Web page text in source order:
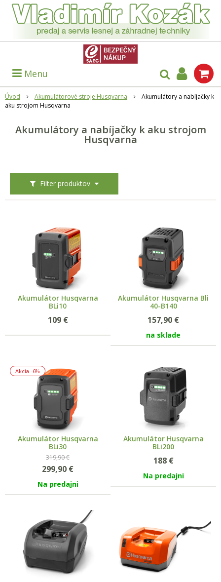
Menu
Úvod Akumulátorové stroje Husqvarna
Akumulátory a nabíjačky k
aku strojom Husqvarna
Akumulátory a nabíjačky k aku strojom
Husqvarna
Filter produktov
Akumulátor Husqvarna
BLi10
109 €
Akumulátor Husqvarna Bli
40-B140
157,90 €
na sklade
Akcia -6%
Akumulátor Husqvarna
BLi30
319,90 €
299,90 €
Na predajni
Akumulátor Husqvarna
BLi200
188 €
Na predajni